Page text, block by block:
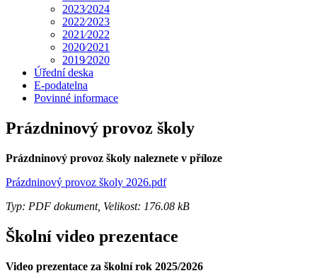
2023⁄2024
2022⁄2023
2021⁄2022
2020⁄2021
2019⁄2020
Úřední deska
E-podatelna
Povinné informace
Prázdninový provoz školy
Prázdninový provoz školy naleznete v příloze
Prázdninový provoz školy 2026.pdf
Typ: PDF dokument, Velikost: 176.08 kB
Školní video prezentace
Video prezentace za školní rok 2025/2026